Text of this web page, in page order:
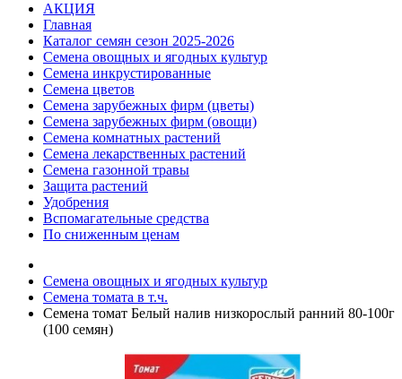
АКЦИЯ
Главная
Каталог семян сезон 2025-2026
Семена овощных и ягодных культур
Семена инкрустированные
Семена цветов
Семена зарубежных фирм (цветы)
Семена зарубежных фирм (овощи)
Семена комнатных растений
Семена лекарственных растений
Семена газонной травы
Защита растений
Удобрения
Вспомагательные средства
По сниженным ценам
Семена овощных и ягодных культур
Семена томата в т.ч.
Семена томат Белый налив низкорослый ранний 80-100г
(100 семян)